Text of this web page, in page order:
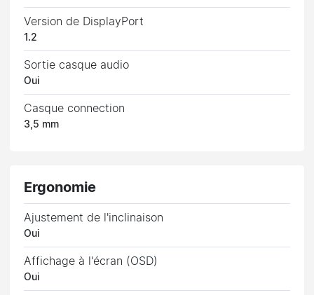
Version de DisplayPort
1.2
Sortie casque audio
Oui
Casque connection
3,5 mm
Ergonomie
Ajustement de l'inclinaison
Oui
Affichage à l'écran (OSD)
Oui